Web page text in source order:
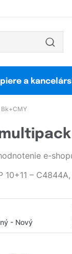
a
e-
10+11 –
- Nový